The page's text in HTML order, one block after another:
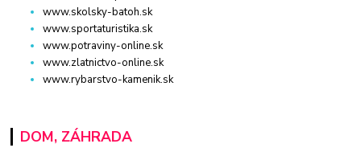
www.skolsky-batoh.sk
www.sportaturistika.sk
www.potraviny-online.sk
www.zlatnictvo-online.sk
www.rybarstvo-kamenik.sk
DOM, ZÁHRADA